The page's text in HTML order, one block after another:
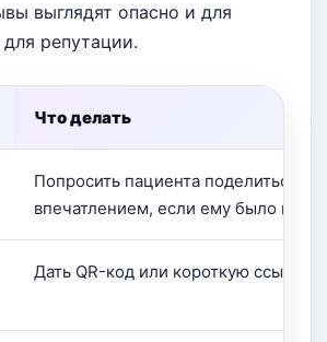
выглядят опасно и для
репутации.
Что делать
Попросить пациента поделиться
впечатлением, если ему было
Дать QR-код или короткую ссылку